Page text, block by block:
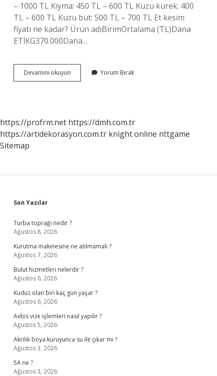
– 1000 TL Kıyma: 450 TL – 600 TL Kuzu kürek: 400
TL – 600 TL Kuzu but: 500 TL – 700 TL Et kesim
fiyatı ne kadar? Ürün adıBirimOrtalama (TL)Dana
ETİKG370.000Dana…
Devamını okuyun
Et
Yorum Bırak
https://profrm.net https://dmh.com.tr
https://artidekorasyon.com.tr knight online nttgame
Sitemap
Sidebar
Son Yazılar
Turba toprağı nedir ?
Ağustos 8, 2026
Kurutma makinesine ne atılmamalı ?
Ağustos 7, 2026
Bulut hizmetleri nelerdir ?
Ağustos 6, 2026
Kuduz olan biri kaç gün yaşar ?
Ağustos 6, 2026
Avbis vize işlemleri nasıl yapılır ?
Ağustos 5, 2026
Akrilik boya kuruyunca su ile çıkar mı ?
Ağustos 3, 2026
5A ne ?
Ağustos 3, 2026